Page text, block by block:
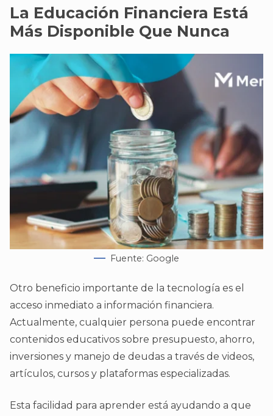
La Educación Financiera Está
Más Disponible Que Nunca
Fuente: Google
Otro beneficio importante de la tecnología es el
acceso inmediato a información financiera.
Actualmente, cualquier persona puede encontrar
contenidos educativos sobre presupuesto, ahorro,
inversiones y manejo de deudas a través de videos,
artículos, cursos y plataformas especializadas.
Esta facilidad para aprender está ayudando a que